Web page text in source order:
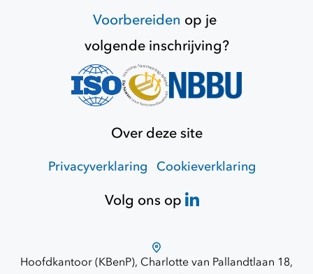
Voorbereiden op je
volgende inschrijving?
Over deze site
Privacyverklaring Cookieverklaring
Volg ons op
Hoofdkantoor (KBenP), Charlotte van Pallandtlaan 18,